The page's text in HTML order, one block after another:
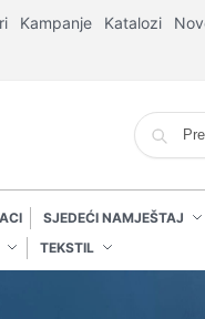
Kampanje Katalozi
SJEDEĆI NAMJEŠTAJ
TEKSTIL